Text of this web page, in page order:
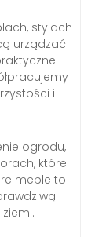
stylach
urządzać
i
ogrodu,
które
meble to